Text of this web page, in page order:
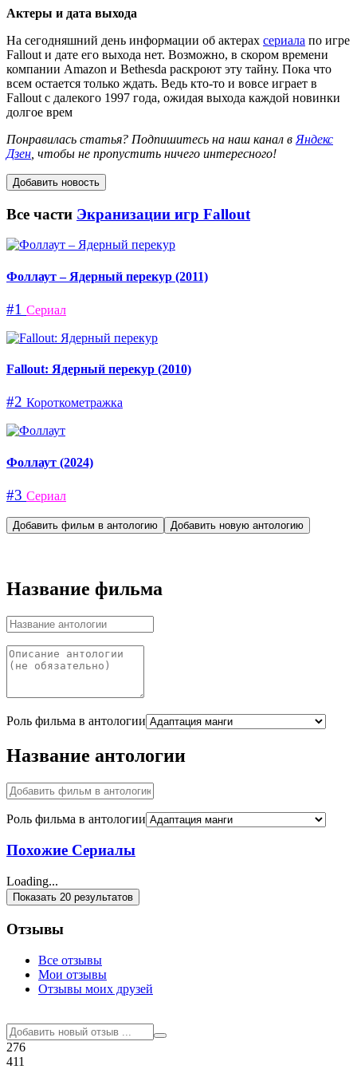
Актеры и дата выхода
На сегодняшний день информации об актерах сериала по игре
Fallout и дате его выхода нет. Возможно, в скором времени
компании Amazon и Bethesda раскроют эту тайну. Пока что
всем остается только ждать. Ведь кто-то и вовсе играет в
Fallout с далекого 1997 года, ожидая выхода каждой новинки
долгое врем
Понравилась статья? Подпишитесь на наш канал в Яндекс
Дзен , чтобы не пропустить ничего интересного!
Добавить новость
Все части Экранизации игр Fallout
Фоллаут – Ядерный перекур (2011)
#1 Сериал
Fallout: Ядерный перекур (2010)
#2 Короткометражка
Фоллаут (2024)
#3 Сериал
Добавить фильм в антологию Добавить новую антологию
Название фильма
Роль фильма в антологии
Название антологии
Роль фильма в антологии
Похожие Сериалы
Loading...
Показать 20 результатов
Отзывы
Все отзывы
Мои отзывы
Отзывы моих друзей
276
411